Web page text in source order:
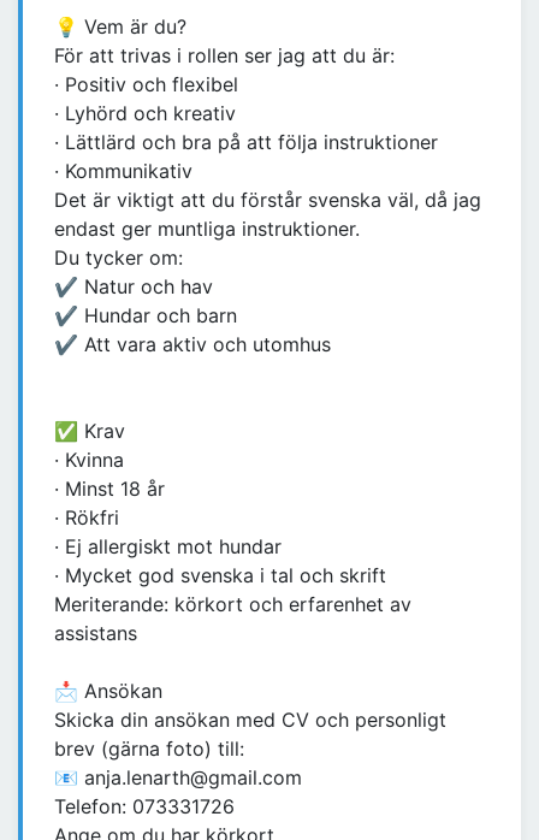
💡 Vem är du?
För att trivas i rollen ser jag att du är:
· Positiv och flexibel
· Lyhörd och kreativ
· Lättlärd och bra på att följa instruktioner
· Kommunikativ
Det är viktigt att du förstår svenska väl, då jag
endast ger muntliga instruktioner.
Du tycker om:
✔ Natur och hav
✔ Hundar och barn
✔ Att vara aktiv och utomhus
✅ Krav
· Kvinna
· Minst 18 år
· Rökfri
· Ej allergiskt mot hundar
· Mycket god svenska i tal och skrift
Meriterande: körkort och erfarenhet av
assistans
📩 Ansökan
Skicka din ansökan med CV och personligt
brev (gärna foto) till:
📧 anja.lenarth@gmail.com
Telefon: 073331726